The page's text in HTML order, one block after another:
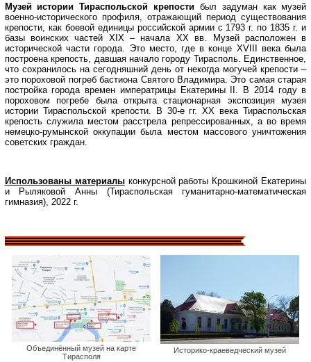
Музей истории Тираспольской крепости был задуман как музей
военно-исторического профиля, отражающий период существования
крепости, как боевой единицы российской армии с 1793 г. по 1835 г. и
базы воинских частей ХIХ – начала ХХ вв. Музей расположен в
исторической части города. Это место, где в конце XVIII века была
построена крепость, давшая начало городу Тирасполь. Единственное,
что сохранилось на сегодняшний день от некогда могучей крепости –
это пороховой погреб бастиона Святого Владимира. Это самая старая
постройка города времен императрицы Екатерины II. В 2014 году в
пороховом погребе была открыта стационарная экспозиция музея
истории Тираспольской крепости. В 30-е гг. XX века Тираспольская
крепость служила местом расстрела репрессированных, а во время
немецко-румынской оккупации была местом массового уничтожения
советских граждан.
Использованы материалы конкурсной работы Крошкиной Екатерины
и Рыляковой Анны (Тираспольская гуманитарно-математическая
гимназия), 2022 г.
Объединённый музей на карте
Тирасполя
Историко-краеведческий музей